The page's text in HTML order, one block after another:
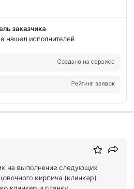
заказчика
нашел исполнителей
Создано на сервисе
Рейтинг заявок
на выполнение следующих
кирпича (клинкер)